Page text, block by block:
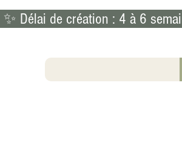
✨ Délai de création : 4 à 6